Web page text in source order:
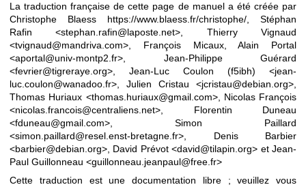
La traduction française de cette page de manuel a été créée par
Christophe Blaess https://www.blaess.fr/christophe/ , Stéphan
Rafin <stephan.rafin@laposte.net>, Thierry Vignaud
<tvignaud@mandriva.com>, François Micaux, Alain Portal
<aportal@univ-montp2.fr>, Jean-Philippe Guérard
<fevrier@tigreraye.org>, Jean-Luc Coulon (f5ibh) <jean-
luc.coulon@wanadoo.fr>, Julien Cristau <jcristau@debian.org>,
Thomas Huriaux <thomas.huriaux@gmail.com>, Nicolas François
<nicolas.francois@centraliens.net>, Florentin Duneau
<fduneau@gmail.com>, Simon Paillard
<simon.paillard@resel.enst-bretagne.fr>, Denis Barbier
<barbier@debian.org>, David Prévot <david@tilapin.org> et Jean-
Paul Guillonneau <guillonneau.jeanpaul@free.fr>
Cette traduction est une documentation libre ; veuillez vous